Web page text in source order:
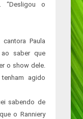
“Desligou o
Paula
saber que
o show dele.
agido
sabendo de
o Ranniery